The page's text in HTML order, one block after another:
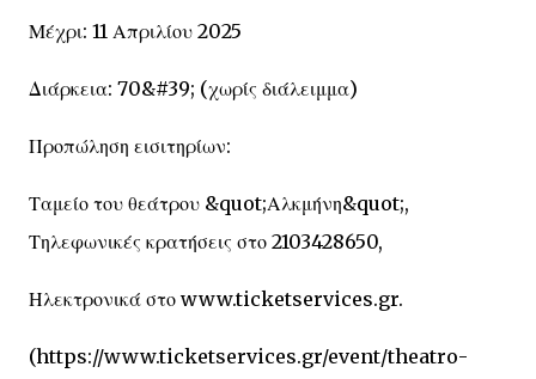
Μέχρι: 11 Απριλίου 2025
Διάρκεια: 70&#39; (χωρίς διάλειμμα)
Προπώληση εισιτηρίων:
Ταμείο του θεάτρου &quot;Αλκμήνη&quot;,
Τηλεφωνικές κρατήσεις στο 2103428650,
Ηλεκτρονικά στο www.ticketservices.gr.
(https://www.ticketservices.gr/event/theatro-